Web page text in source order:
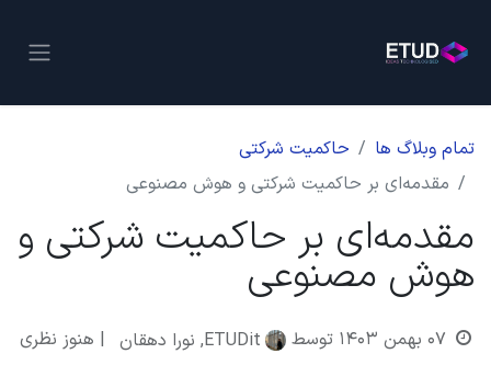
تمام وبلاگ ها
حاکمیت شرکتی
مقدمه‌ای بر حاکمیت شرکتی و هوش مصنوعی
مقدمه‌ای بر حاکمیت شرکتی و
هوش مصنوعی
۰۷ بهمن ۱۴۰۳ توسط ETUDit, نورا دهقان
| هنوز نظری